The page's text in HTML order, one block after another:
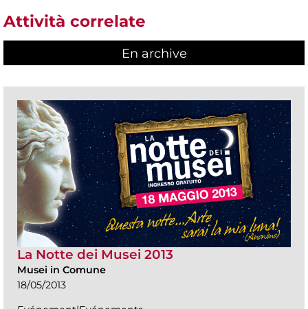
Attività correlate
En archive
La Notte dei Musei 2013
Musei in Comune
18/05/2013